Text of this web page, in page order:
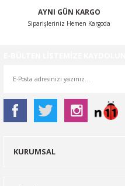
AYNI GÜN KARGO
Siparişleriniz Hemen Kargoda
KURUMSAL